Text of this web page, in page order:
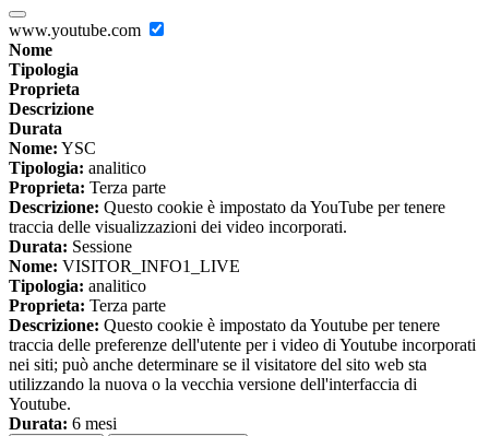
www.youtube.com
Nome
Tipologia
Proprieta
Descrizione
Durata
Nome: YSC
Tipologia: analitico
Proprieta: Terza parte
Descrizione: Questo cookie è impostato da YouTube per tenere
traccia delle visualizzazioni dei video incorporati.
Durata: Sessione
Nome: VISITOR_INFO1_LIVE
Tipologia: analitico
Proprieta: Terza parte
Descrizione: Questo cookie è impostato da Youtube per tenere
traccia delle preferenze dell'utente per i video di Youtube incorporati
nei siti; può anche determinare se il visitatore del sito web sta
utilizzando la nuova o la vecchia versione dell'interfaccia di
Youtube.
Durata: 6 mesi